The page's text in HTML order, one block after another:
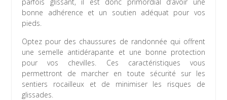
bonne adhérence et un soutien adéquat pour vos
pieds.
Optez pour des chaussures de randonnée qui offrent
une semelle antidérapante et une bonne protection
pour vos chevilles. Ces caractéristiques vous
permettront de marcher en toute sécurité sur les
sentiers rocailleux et de minimiser les risques de
glissades.